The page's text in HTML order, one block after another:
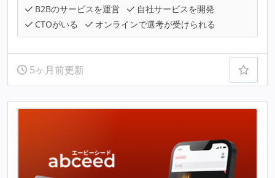
B2Bのサービスを運営
自社サービスを開発
CTOがいる
オンラインで選考が受けられる
5ヶ月前更新